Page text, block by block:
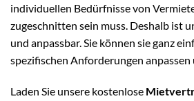
individuellen Bedürfnisse von
zugeschnitten sein muss. Deshalb ist
und anpassbar. Sie können sie ganz
spezifischen Anforderungen anpassen
Laden Sie unsere kostenlose